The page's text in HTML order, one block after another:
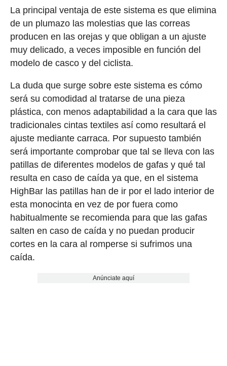
La principal ventaja de este sistema es que elimina
de un plumazo las molestias que las correas
producen en las orejas y que obligan a un ajuste
muy delicado, a veces imposible en función del
modelo de casco y del ciclista.
La duda que surge sobre este sistema es cómo
será su comodidad al tratarse de una pieza
plástica, con menos adaptabilidad a la cara que las
tradicionales cintas textiles así como resultará el
ajuste mediante carraca. Por supuesto también
será importante comprobar que tal se lleva con las
patillas de diferentes modelos de gafas y qué tal
resulta en caso de caída ya que, en el sistema
HighBar las patillas han de ir por el lado interior de
esta monocinta en vez de por fuera como
habitualmente se recomienda para que las gafas
salten en caso de caída y no puedan producir
cortes en la cara al romperse si sufrimos una
caída.
Anúnciate aquí